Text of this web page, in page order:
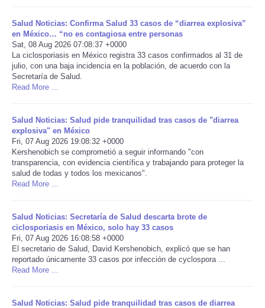
World
NOTICIAS
Portada de Noticias
Ciencia
Deportes
Especiales
Internacionales
Salud Noticias: Confirma Salud 33 casos de “diarrea explosiva”
en México… “no es contagiosa entre personas
Sat, 08 Aug 2026 07:08:37 +0000
La ciclosporiasis en México registra 33 casos confirmados al 31 de
julio, con una baja incidencia en la población, de acuerdo con la
Secretaría de Salud.
Read More ...
Salud Noticias: Salud pide tranquilidad tras casos de "diarrea
explosiva" en México
Fri, 07 Aug 2026 19:08:32 +0000
Kershenobich se comprometió a seguir informando "con
transparencia, con evidencia científica y trabajando para proteger la
salud de todas y todos los mexicanos".
Read More ...
Salud Noticias: Secretaría de Salud descarta brote de
ciclosporiasis en México, solo hay 33 casos
Fri, 07 Aug 2026 16:08:58 +0000
El secretario de Salud, David Kershenobich, explicó que se han
reportado únicamente 33 casos por infección de cyclospora ...
Read More ...
Salud Noticias: Salud pide tranquilidad tras casos de diarrea